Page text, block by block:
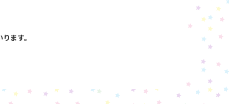
ます。